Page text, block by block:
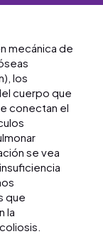
mecánica de
los
cuerpo que
conectan el
se vea
que
la